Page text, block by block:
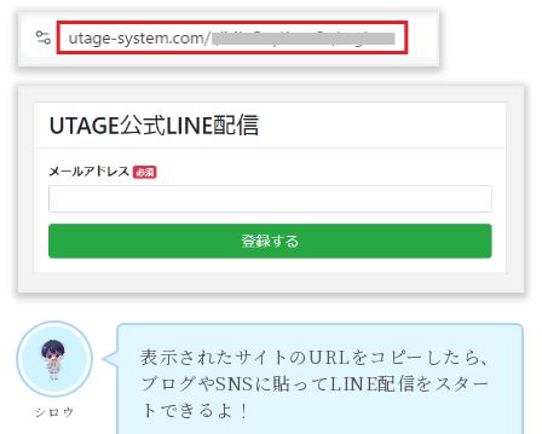
シロウ
表示されたサイトのURLをコピーしたら、
ブログやSNSに貼ってLINE配信をスター
トできるよ！